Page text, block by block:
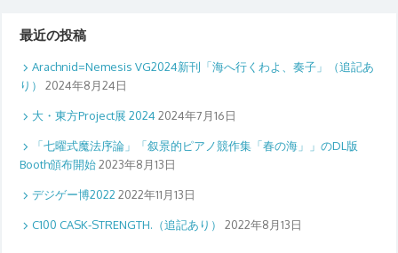
最近の投稿
Arachnid=Nemesis VG2024新刊「海へ行くわよ、奏子」（追記あ
り）
2024年8月24日
大・東方Project展 2024 2024年7月16日
「七曜式魔法序論」「叙景的ピアノ競作集「春の海」」のDL版
Booth頒布開始 2023年8月13日
デジゲー博2022 2022年11月13日
C100 CASK-STRENGTH.（追記あり） 2022年8月13日